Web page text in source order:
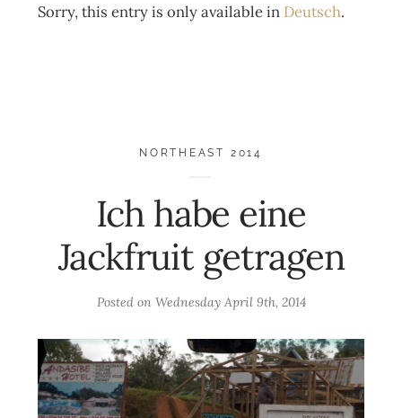
Sorry, this entry is only available in Deutsch.
NORTHEAST 2014
Ich habe eine
Jackfruit getragen
Posted on Wednesday April 9th, 2014